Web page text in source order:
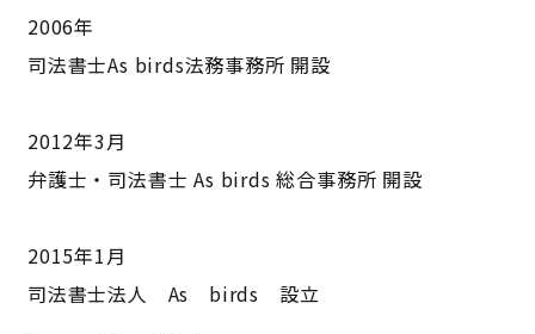
2006年
司法書士As birds法務事務所 開設
2012年3月
弁護士・司法書士 As birds 総合事務所 開設
2015年1月
司法書士法人 As birds 設立